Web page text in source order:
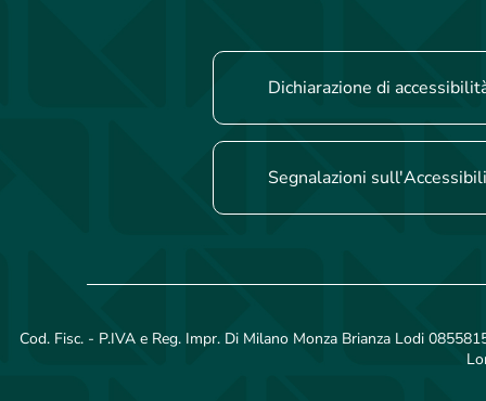
Dichiarazione di
Segnalazioni
Cod. Fisc. - P.IVA e Reg. Impr. Di Milano Monza Brianza Lodi